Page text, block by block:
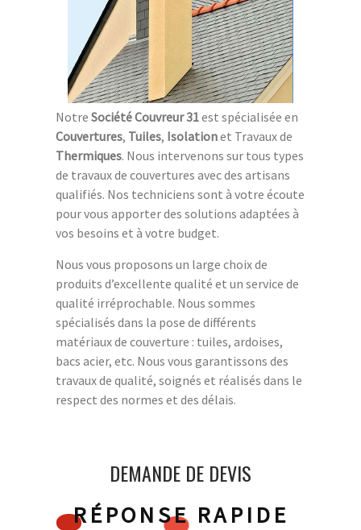
Notre Société Couvreur 31est spécialisée en
Couvertures, Tuiles, Isolationet Travaux de
Thermiques. Nous intervenons sur tous types
de travaux de couvertures avec des artisans
qualifiés. Nos techniciens sont à votre écoute
pour vous apporter des solutions adaptées à
vos besoins et à votre budget.
Nous vous proposons un large choix de
produits d’excellente qualité et un service de
qualité irréprochable. Nous sommes
spécialisés dans la pose de différents
matériaux de couverture : tuiles, ardoises,
bacs acier, etc. Nous vous garantissons des
travaux de qualité, soignés et réalisés dans le
respect des normes et des délais.
DEMANDE DE DEVIS
RÉPONSE RAPIDE